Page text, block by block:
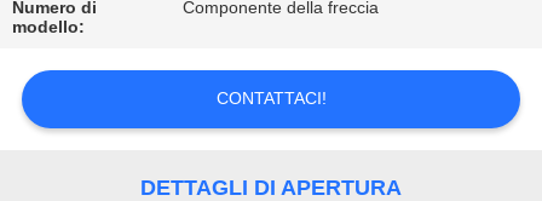
UNA
CITAZIONE
Numero di
modello:
Componente della freccia
CONTATTACI!
DETTAGLI DI APERTURA